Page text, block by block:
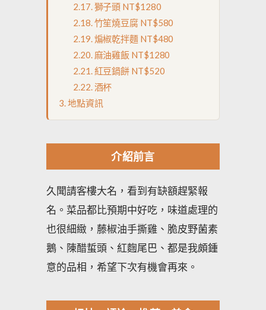
獅子頭 NT$1280
竹笙燒豆腐 NT$580
煸椒乾拌麵 NT$480
麻油雞飯 NT$1280
紅豆鍋餅 NT$520
酒杯
地點資訊
介紹前言
久聞請客樓大名，看到有缺額趕緊報
名。菜品都比預期中好吃，味道處理的
也很細緻，藤椒油手撕雞、脆皮野菌素
鵝、陳醋蜇頭、紅麴尾巴、都是我頗鍾
意的品相，希望下次有機會再來。